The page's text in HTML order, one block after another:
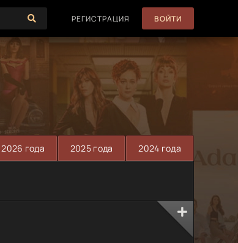
РЕГИСТРАЦИЯ ВОЙТИ
2026 года 2025 года 2024 года